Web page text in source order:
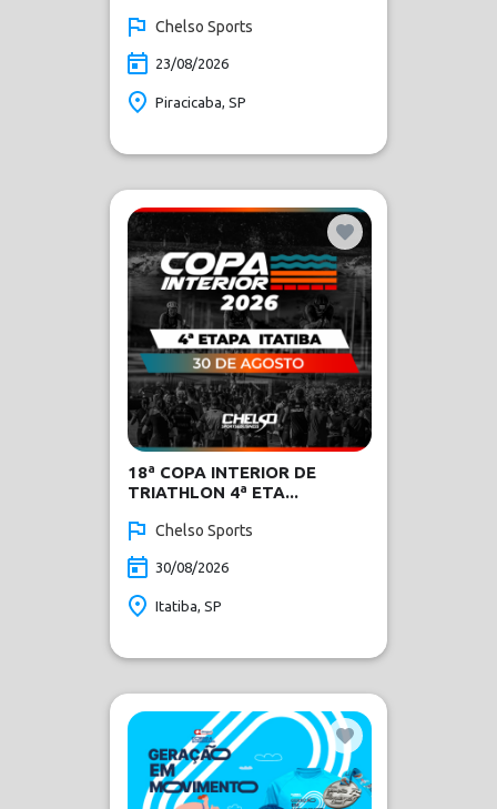
Chelso Sports
23/08/2026
Piracicaba, SP
18ª COPA INTERIOR DE
TRIATHLON 4ª ETA...
Chelso Sports
30/08/2026
Itatiba, SP